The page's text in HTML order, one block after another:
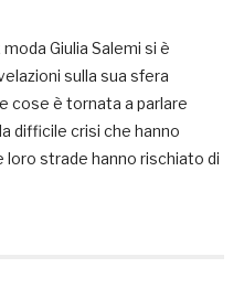
Giulia Salemi si è
sulla sua sfera
cose è tornata a parlare
difficile crisi che hanno
strade hanno rischiato di